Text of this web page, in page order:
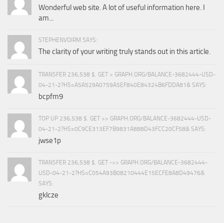
Wonderful web site. A lot of useful information here. I
am...
STEPHENVOIRM SAYS:
The clarity of your writing truly stands out in this article.
TRANSFER 236,538 $. GET > GRAPH.ORG/BALANCE-3682444-USD-
04-21-2?HS=A5A529A0759A5EF840E84324B6FDDA81& SAYS:
bcpfm9
TOP UP 236,538 $. GET >> GRAPH.ORG/BALANCE-3682444-USD-
04-21-2?HS=0C9CE313EF7B9831A888D43FCC20CF58& SAYS:
jwse1p
TRANSFER 236,538 $. GET ->> GRAPH.ORG/BALANCE-3682444-
USD-04-21-2?HS=C054A93B08210444E15ECFE8A8D49476&
SAYS:
gklcze